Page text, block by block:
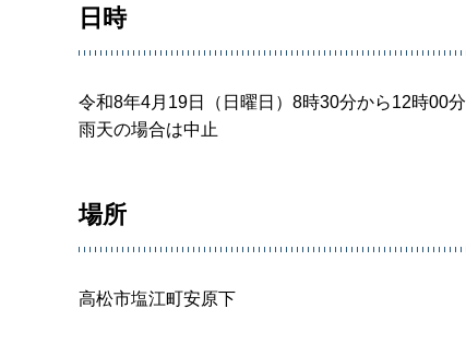
日時
令和8年4月19日（日曜日）8時30分から12時00分
雨天の場合は中止
場所
高松市塩江町安原下